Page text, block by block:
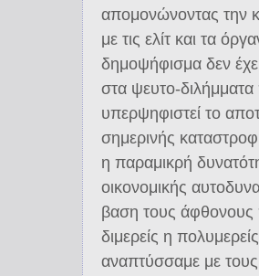
απομονώνοντας την
με τις ελίτ και τα
δημοψήφισμα δεν
στα ψευτο-
υπερψηφιστεί το
σημερινής
η παραμικρή
οικονομικής
βαση τους άφθονους
διμερείς η
αναπτύσσαμε με τους